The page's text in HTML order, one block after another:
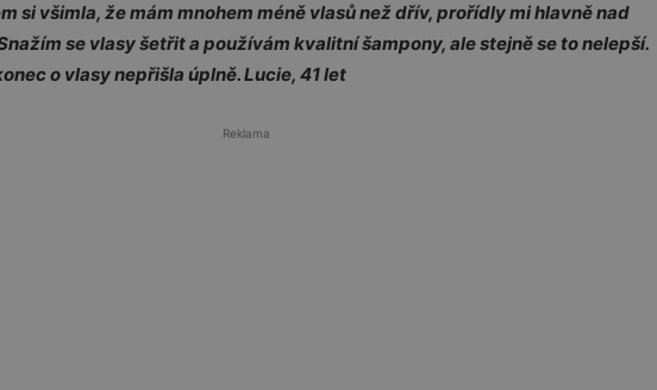
si všimla, že mám mnohem méně vlasů než dřív, prořídly mi hlavně nad
se vlasy šetřit a používám kvalitní šampony, ale stejně se to nelepší.
o vlasy nepřišla úplně. Lucie, 41 let
Reklama